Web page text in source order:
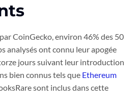
CoinGecko, environ 46% des 50
analysés ont connu leur apogée
jours suivant leur introduction
bien connus tels que Ethereum
sont inclus dans cette